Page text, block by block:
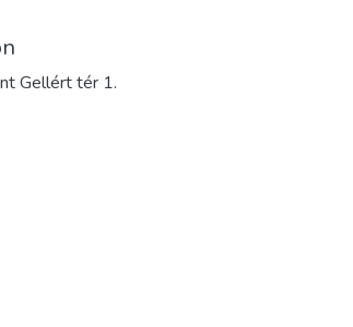
Gellért tér 1.